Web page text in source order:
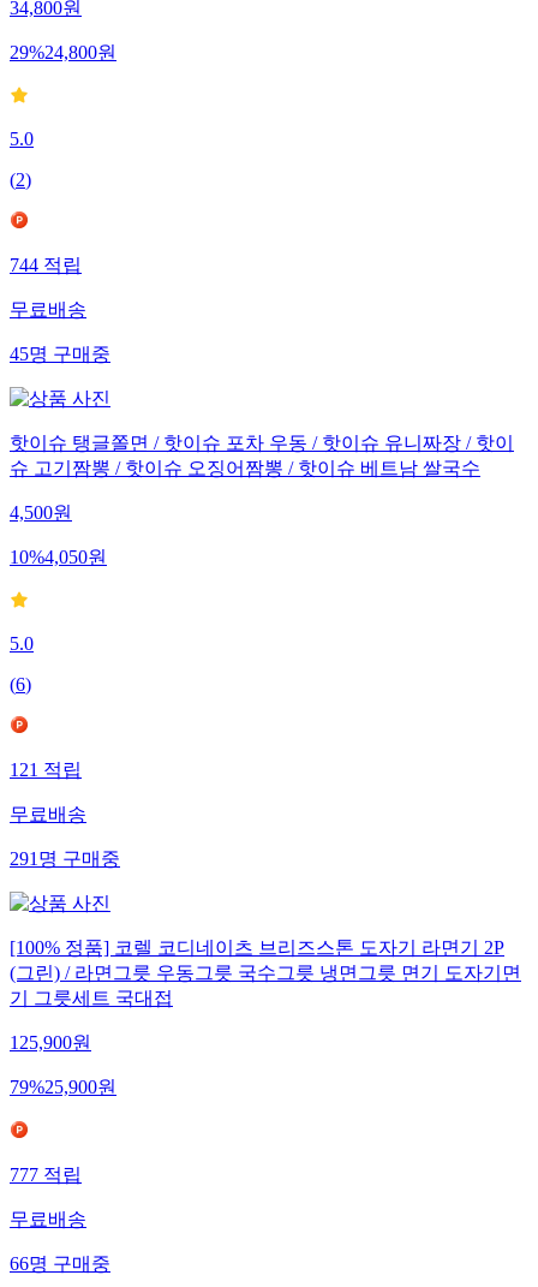
34,800원
29%24,800원
5.0
(2)
744적립
무료배송
45명구매중
핫이슈 탱글쫄면 / 핫이슈 포차 우동 / 핫이슈 유니짜장 / 핫이
슈 고기짬뽕 / 핫이슈 오징어짬뽕 / 핫이슈 베트남 쌀국수
4,500원
10%4,050원
5.0
(6)
121적립
무료배송
291명구매중
[100% 정품] 코렐 코디네이츠 브리즈스톤 도자기 라면기 2P
(그린) / 라면그릇 우동그릇 국수그릇 냉면그릇 면기 도자기면
기 그릇세트 국대접
125,900원
79%25,900원
777적립
무료배송
66명구매중